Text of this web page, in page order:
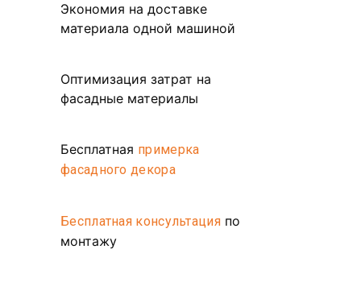
Экономия на доставке
материала одной машиной
Оптимизация затрат на
фасадные материалы
Бесплатная примерка
фасадного декора
Бесплатная консультацияпо
монтажу